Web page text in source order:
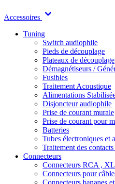
Accessoires
Tuning
Switch audiophile
Pieds de découplage
Plateaux de découplage
Démagnétiseurs /
Fusibles
Traitement Acoustique
Alimentations
Disjoncteur audiophile
Prise de courant murale
Prise de courant pour
Batteries
Tubes électroniques et
Traitement des
Connecteurs
Connecteurs RCA ,
Connecteurs pour
Connecteurs bananes